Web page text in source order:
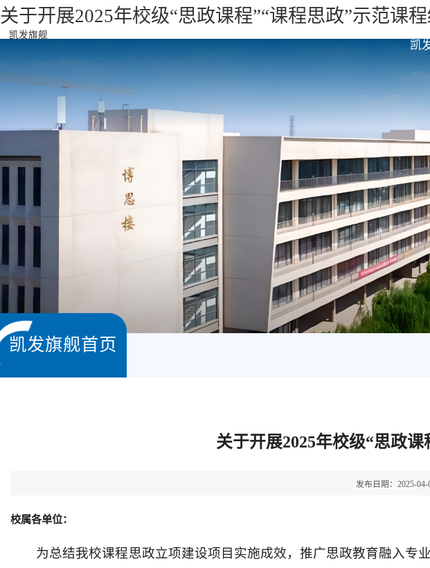
关于开展2025年校级“思政课程”“课程思政”示范课
凯发旗舰
凯
凯发旗舰首页
关于开展2025年校级“思政
发布日期：2025-04-
校属各单位：
为总结我校课程思政立项建设项目实施成效，推广思政教育融入专